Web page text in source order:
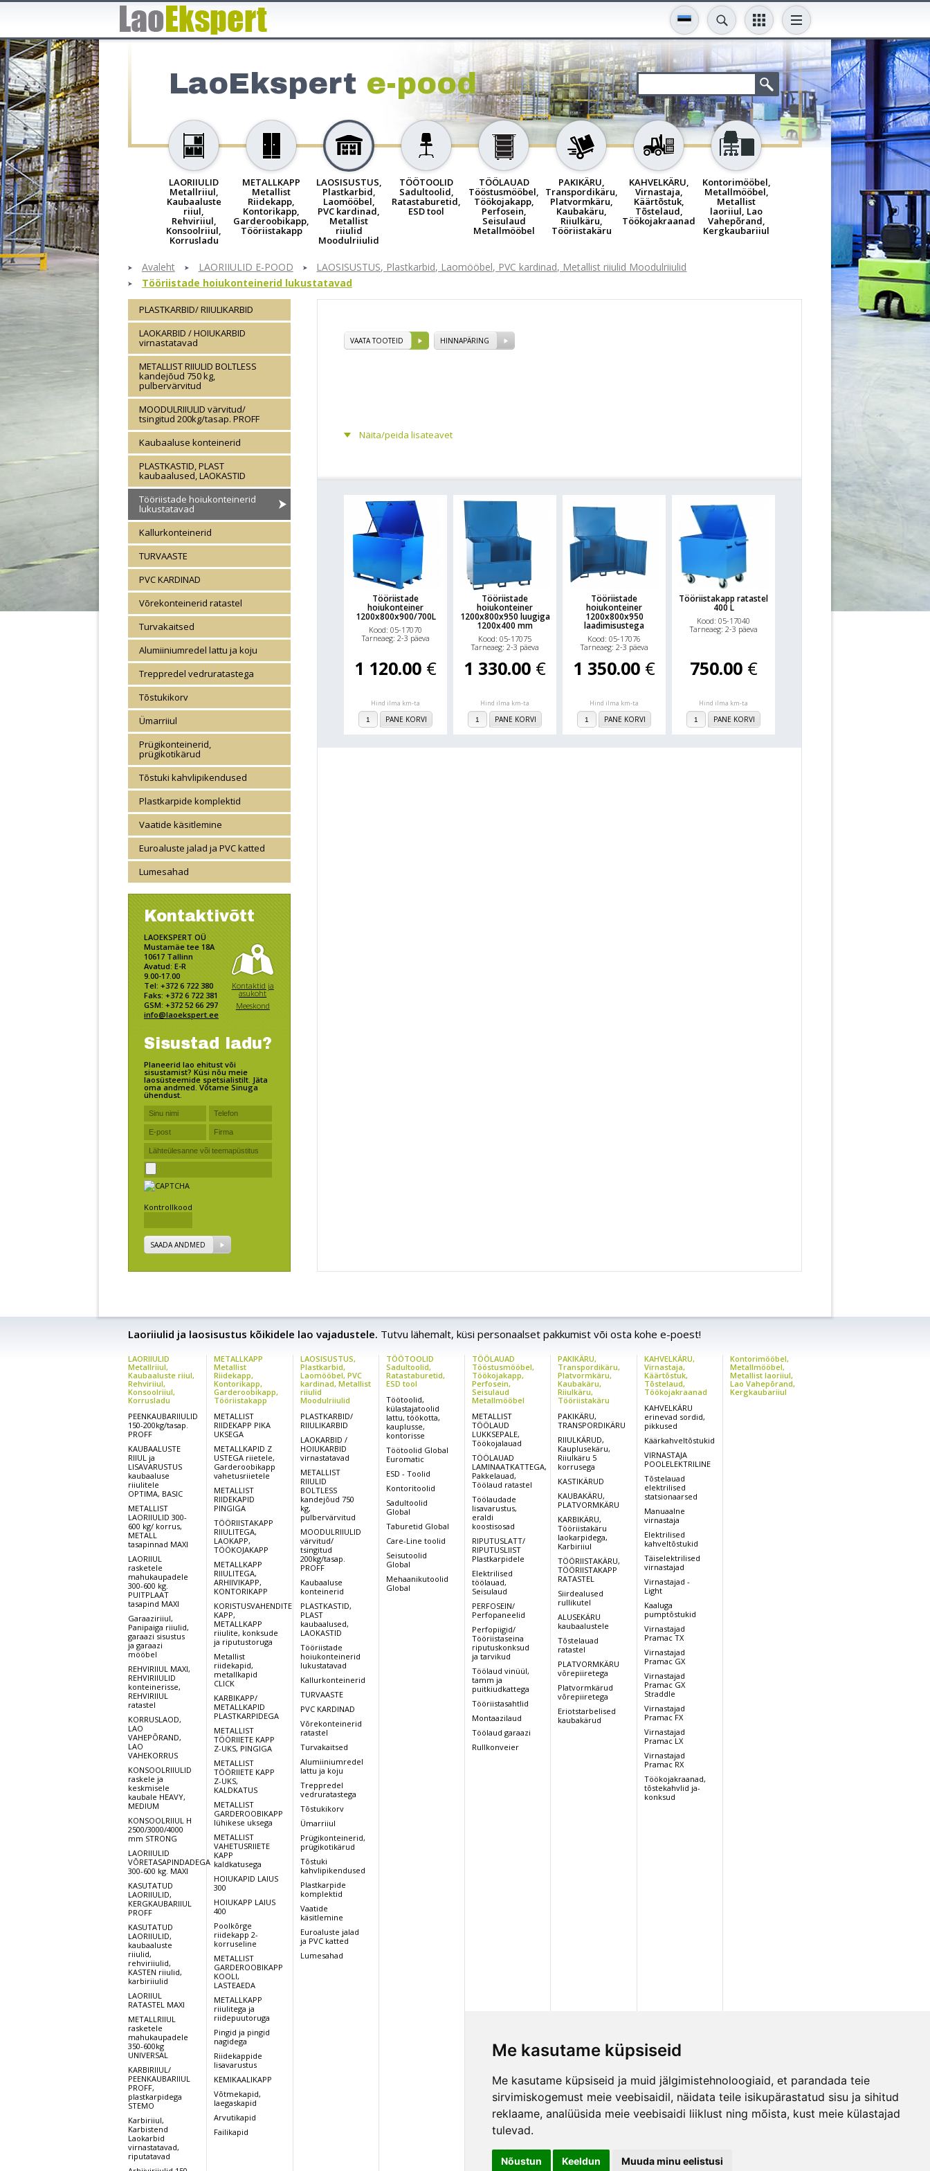
Me kasutame küpsiseid
Me kasutame küpsiseid ja muid jälgimistehnoloogiaid, et parandada teie
sirvimiskogemust meie veebisaidil, näidata teile isikupärastatud sisu ja sihitud
reklaame, analüüsida meie veebisaidi liiklust ning mõista, kust meie külastajad
tulevad.
Nõustun Keeldun Muuda minu eelistusi
LaoEkspert e-pood
LAORIIULID
Metallriiul,
Kaubaaluste
riiul,
Rehviriiul,
Konsoolriiul,
Korrusladu
METALLKAPP
Metallist
Riidekapp,
Kontorikapp,
Garderoobikapp,
Tööriistakapp
LAOSISUSTUS,
Plastkarbid,
Laomööbel,
PVC kardinad,
Metallist
riiulid
Moodulriiulid
TÖÖTOOLID
Sadultoolid,
Ratastaburetid,
ESD tool
TÖÖLAUAD
Tööstusmööbel,
Töökojakapp,
Perfosein,
Seisulaud
Metallmööbel
PAKIKÄRU,
Transpordikäru,
Platvormkäru,
Kaubakäru,
Riiulkäru,
Tööriistakäru
KAHVELKÄRU,
Virnastaja,
Käärtõstuk,
Tõstelaud,
Töökojakraanad
Kontorimööbel,
Metallmööbel,
Metallist
laoriiul, Lao
Vahepõrand,
Kergkaubariiul
Avaleht LAORIIULID E-POOD
LAOSISUSTUS, Plastkarbid, Laomööbel, PVC kardinad, Metallist riiulid Moodulriiulid
Tööriistade hoiukonteinerid lukustatavad
PLASTKARBID/ RIIULIKARBID
LAOKARBID / HOIUKARBID
virnastatavad
METALLIST RIIULID BOLTLESS
kandejõud 750 kg,
pulbervärvitud
MOODULRIIULID värvitud/
tsingitud 200kg/tasap. PROFF
Kaubaaluse konteinerid
PLASTKASTID, PLAST
kaubaalused, LAOKASTID
Tööriistade hoiukonteinerid
lukustatavad
Kallurkonteinerid
TURVAASTE
PVC KARDINAD
Võrekonteinerid ratastel
Turvakaitsed
Alumiiniumredel lattu ja koju
Treppredel vedruratastega
Tõstukikorv
Ümarriiul
Prügikonteinerid,
prügikotikärud
Tõstuki kahvlipikendused
Plastkarpide komplektid
Vaatide käsitlemine
Euroaluste jalad ja PVC katted
Lumesahad
Kontaktivõtt
LAOEKSPERT OÜ
Mustamäe tee 18A
10617 Tallinn
Avatud: E-R
9.00-17.00
Tel: +372 6 722 380
Faks: +372 6 722 381
GSM: +372 52 66 297
info@laoekspert.ee
Kontaktid ja
asukoht
Meeskond
Sisustad ladu?
Planeerid lao ehitust või
sisustamist? Küsi nõu meie
laosüsteemide spetsialistilt. Jäta
oma andmed. Võtame Sinuga
ühendust.
Kontrollkood
SAADA ANDMED
VAATA TOOTEID HINNAPÄRING
Näita/peida lisateavet
Tööriistade
hoiukonteiner
1200x800x900/700L
Kood: 05-17070
Tarneaeg: 2-3 päeva
1 120.00 €
Hind ilma km-ta
PANE KORVI
Tööriistade
hoiukonteiner
1200x800x950 luugiga
1200x400 mm
Kood: 05-17075
Tarneaeg: 2-3 päeva
1 330.00 €
Hind ilma km-ta
PANE KORVI
Tööriistade
hoiukonteiner
1200x800x950
laadimisustega
Kood: 05-17076
Tarneaeg: 2-3 päeva
1 350.00 €
Hind ilma km-ta
PANE KORVI
Tööriistakapp ratastel
400 L
Kood: 05-17040
Tarneaeg: 2-3 päeva
750.00 €
Hind ilma km-ta
PANE KORVI
Laoriiulid ja laosisustus kõikidele lao vajadustele. Tutvu lähemalt, küsi personaalset pakkumist või osta kohe e-poest!
LAORIIULID
Metallriiul,
Kaubaaluste riiul,
Rehviriiul,
Konsoolriiul,
Korrusladu
PEENKAUBARIIULID
150-200kg/tasap.
PROFF
KAUBAALUSTE
RIIUL ja
LISAVARUSTUS
kaubaaluse
riiulitele
OPTIMA, BASIC
METALLIST
LAORIIULID 300-
600 kg/ korrus,
METALL
tasapinnad MAXI
LAORIIUL
rasketele
mahukaupadele
300-600 kg.
PUITPLAAT
tasapind MAXI
Garaaziriiul,
Panipaiga riiulid,
garaazi sisustus
ja garaazi
mööbel
REHVIRIIUL MAXI,
REHVIRIIULID
konteinerisse,
REHVIRIIUL
ratastel
KORRUSLAOD,
LAO
VAHEPÕRAND,
LAO
VAHEKORRUS
KONSOOLRIIULID
raskele ja
keskmisele
kaubale HEAVY,
MEDIUM
KONSOOLRIIUL H
2500/3000/4000
mm STRONG
LAORIIULID
VÕRETASAPINDADEGA
300-600 kg. MAXI
KASUTATUD
LAORIIULID,
KERGKAUBARIIUL
PROFF
KASUTATUD
LAORIIULID,
kaubaaluste
riiulid,
rehviriiulid,
KASTEN riiulid,
karbiriiulid
LAORIIUL
RATASTEL MAXI
METALLRIIUL
rasketele
mahukaupadele
350-600kg
UNIVERSAL
KARBIRIIUL/
PEENKAUBARIIUL
PROFF,
plastkarpidega
STEMO
Karbiriiul,
Karbistend
Laokarbid
virnastatavad,
riputatavad
METALLKAPP
Metallist
Riidekapp,
Kontorikapp,
Garderoobikapp,
Tööriistakapp
METALLIST
RIIDEKAPP PIKA
UKSEGA
METALLKAPID Z
USTEGA riietele,
Garderoobikapp
vahetusriietele
METALLIST
RIIDEKAPID
PINGIGA
TÖÖRIISTAKAPP
RIIULITEGA,
LAOKAPP,
TÖÖKOJAKAPP
METALLKAPP
RIIULITEGA,
ARHIIVIKAPP,
KONTORIKAPP
KORISTUSVAHENDITE
KAPP,
METALLKAPP
riiulite, konksude
ja riputustoruga
Metallist
riidekapid,
metallkapid
CLICK
KARBIKAPP/
METALLKAPID
PLASTKARPIDEGA
METALLIST
TÖÖRIIETE KAPP
Z-UKS, PINGIGA
METALLIST
TÖÖRIIETE KAPP
Z-UKS,
KALDKATUS
METALLIST
GARDEROOBIKAPP
lühikese uksega
METALLIST
VAHETUSRIIETE
KAPP
kaldkatusega
HOIUKAPID LAIUS
300
HOIUKAPP LAIUS
400
Poolkõrge
riidekapp 2-
korruseline
METALLIST
GARDEROOBIKAPP
KOOLI,
LASTEAEDA
METALLKAPP
riiulitega ja
riidepuutoruga
Pingid ja pingid
nagidega
Riidekappide
lisavarustus
KEMIKAALIKAPP
Võtmekapid,
laegaskapid
Arvutikapid
Failikapid
LAOSISUSTUS,
Plastkarbid,
Laomööbel, PVC
kardinad, Metallist
riiulid
Moodulriiulid
PLASTKARBID/
RIIULIKARBID
LAOKARBID /
HOIUKARBID
virnastatavad
METALLIST
RIIULID
BOLTLESS
kandejõud 750
kg,
pulbervärvitud
MOODULRIIULID
värvitud/
tsingitud
200kg/tasap.
PROFF
Kaubaaluse
konteinerid
PLASTKASTID,
PLAST
kaubaalused,
LAOKASTID
Tööriistade
hoiukonteinerid
lukustatavad
Kallurkonteinerid
TURVAASTE
PVC KARDINAD
Võrekonteinerid
ratastel
Turvakaitsed
Alumiiniumredel
lattu ja koju
Treppredel
vedruratastega
Tõstukikorv
Ümarriiul
Prügikonteinerid,
prügikotikärud
Tõstuki
kahvlipikendused
Plastkarpide
komplektid
Vaatide
käsitlemine
Euroaluste jalad
ja PVC katted
Lumesahad
TÖÖTOOLID
Sadultoolid,
Ratastaburetid,
ESD tool
Töötoolid,
külastajatoolid
lattu, töökotta,
kauplusse,
kontorisse
Töötoolid Global
Euromatic
ESD - Toolid
Kontoritoolid
Sadultoolid
Global
Taburetid Global
Care-Line toolid
Seisutoolid
Global
Mehaanikutoolid
Global
TÖÖLAUAD
Tööstusmööbel,
Töökojakapp,
Perfosein,
Seisulaud
Metallmööbel
METALLIST
TÖÖLAUD
LUKKSEPALE,
Töökojalauad
TÖÖLAUAD
LAMINAATKATTEGA,
Pakkelauad,
Töölaud ratastel
Töölaudade
lisavarustus,
eraldi
koostisosad
RIPUTUSLATT/
RIPUTUSLIIST
Plastkarpidele
Elektrilised
töölauad,
Seisulaud
PERFOSEIN/
Perfopaneelid
Perfopiigid/
Tööriistaseina
riputuskonksud
ja tarvikud
Töölaud vinüül,
tamm ja
puitkiudkattega
Tööriistasahtlid
Montaazilaud
Töölaud garaazi
Rullkonveier
PAKIKÄRU,
Transpordikäru,
Platvormkäru,
Kaubakäru,
Riiulkäru,
Tööriistakäru
PAKIKÄRU,
TRANSPORDIKÄRU
RIIULKÄRUD,
Kauplusekäru,
Riiulkäru 5
korrusega
KASTIKÄRUD
KAUBAKÄRU,
PLATVORMKÄRU
KARBIKÄRU,
Tööriistakäru
laokarpidega,
Karbiriiul
TÖÖRIISTAKÄRU,
TÖÖRIISTAKAPP
RATASTEL
Siirdealused
rullikutel
ALUSEKÄRU
kaubaalustele
Tõstelauad
ratastel
PLATVORMKÄRU
võrepiiretega
Platvormkärud
võrepiiretega
Eriotstarbelised
kaubakärud
KAHVELKÄRU,
Virnastaja,
Käärtõstuk,
Tõstelaud,
Töökojakraanad
KAHVELKÄRU
erinevad sordid,
pikkused
Käärkahveltõstukid
VIRNASTAJA
POOLELEKTRILINE
Tõstelauad
elektrilised
statsionaarsed
Manuaalne
virnastaja
Elektrilised
kahveltõstukid
Täiselektrilised
virnastajad
Virnastajad -
Light
Kaaluga
pumptõstukid
Virnastajad
Pramac TX
Virnastajad
Pramac GX
Virnastajad
Pramac GX
Straddle
Virnastajad
Pramac FX
Virnastajad
Pramac LX
Virnastajad
Pramac RX
Töökojakraanad,
tõstekahvlid ja-
konksud
Kontorimööbel,
Metallmööbel,
Metallist laoriiul,
Lao Vahepõrand,
Kergkaubariiul